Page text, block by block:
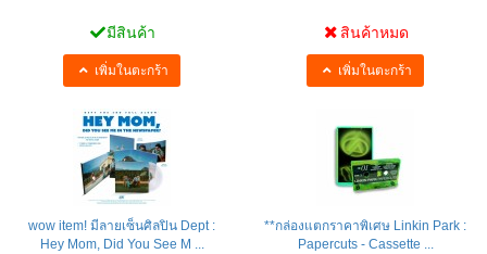
มีสินค้า
เพิ่มในตะกร้า
สินค้าหมด
เพิ่มในตะกร้า
wow item! มีลายเซ็นศิลปิน Dept :
Hey Mom, Did You See M ...
**กล่องแตกราคาพิเศษ Linkin Park :
Papercuts - Cassette ...